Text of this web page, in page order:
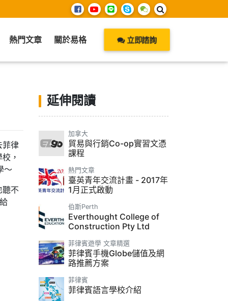
熱門文章 關於易格 立即諮詢
菲律
，
～
聽不
延伸閱讀
加拿大
貿易與行銷Co-op實習文憑
課程
熱門文章
臺英青年交流計畫 - 2017年
1月正式啟動
伯斯Perth
Everthought College of
Construction Pty Ltd
菲律賓遊學 文章精選
菲律賓手機Globe儲值及網
路推薦方案
菲律賓
菲律賓語言學校介紹